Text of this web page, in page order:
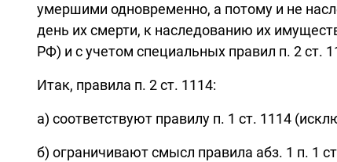
умершими одновременно, а потому и не
день их смерти, к наследованию их
РФ) и с учетом специальных правил п. 2 ст.
Итак, правила п. 2 ст. 1114:
а) соответствуют правилу п. 1 ст. 1114
б) ограничивают смысл правила абз. 1 п. 1